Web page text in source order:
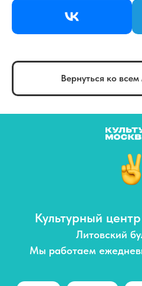
Вернуться ко
Культурный
Литовский
Мы работаем